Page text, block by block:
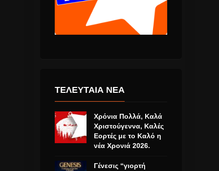
ΤΕΛΕΥΤΑΙΑ ΝΕΑ
Χρόνια Πολλά, Καλά
Χριστούγεννα, Καλές
Εορτές με το Καλό η
νέα Χρονιά 2026.
Γένεσις “γιορτή